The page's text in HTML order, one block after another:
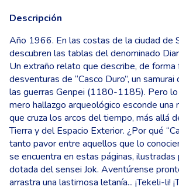
Descripción
Año 1966. En las costas de la ciudad de
descubren las tablas del denominado
Un extraño relato que describe, de forma
desventuras de “Casco Duro”, un
las guerras Genpei (1180-1185). Pero lo
mero hallazgo arqueológico esconde una
que cruza los arcos del tiempo, más allá
Tierra y del Espacio Exterior. ¿Por qué
tanto pavor entre aquellos que lo
se encuentra en estas páginas, ilustradas
dotada del sensei Jok. Aventúrense
arrastra una lastimosa letanía... ¡Tekeli-li!